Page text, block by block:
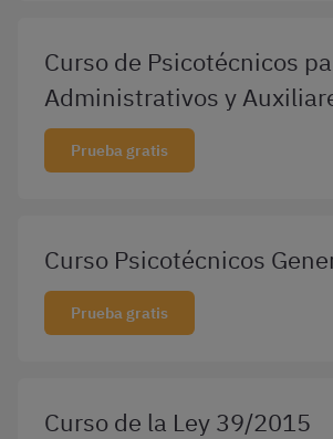
Curso de Psicotécnicos
Administrativos y
Prueba gratis
Curso Psicotécnicos
Prueba gratis
Curso de la Ley 39/2015